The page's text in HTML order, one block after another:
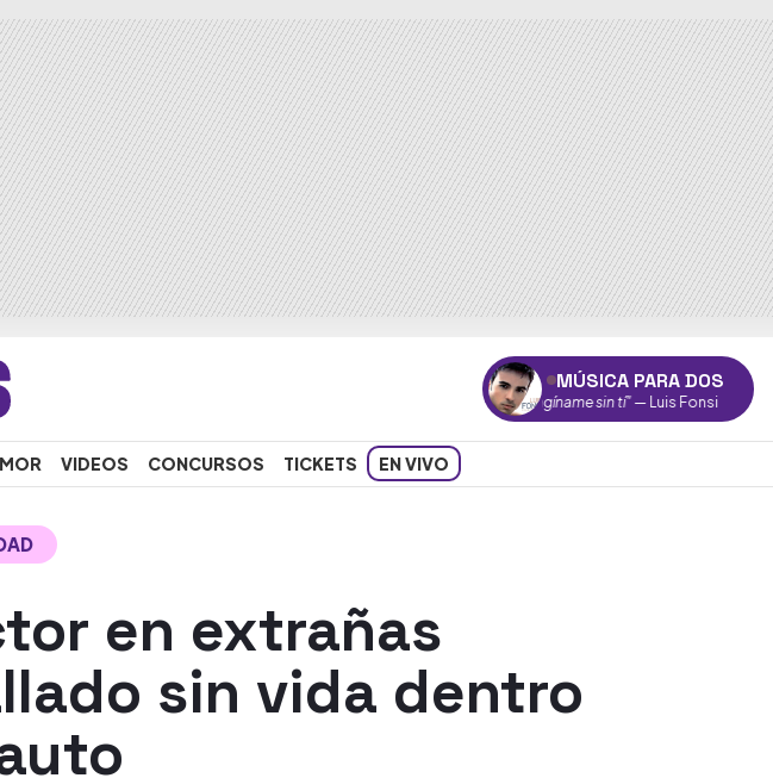
MÚSICA PARA DOS
"Imagíname sin tí"— Luis Fonsi
VIDEOS CONCURSOS TICKETS EN VIVO
en extrañas
sin vida dentro